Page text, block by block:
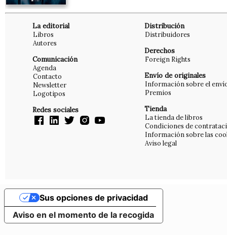
La editorial
Libros
Autores
Comunicación
Agenda
Contacto
Newsletter
Logotipos
Redes sociales
Distribución
Distribuidores
Derechos
Foreign Rights
Envío de originales
Información sobre el
Premios
Tienda
La tienda de libros
Condiciones de
Información sobre las
Aviso legal
Aviso en el momento de la recogida
Sus opciones de privacidad